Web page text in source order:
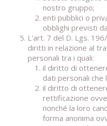
nostro gruppo;
enti pubblici o
obblighi previsti
L'art. 7 del D. Lgs.
diritti in relazione al
personali tra i quali:
il diritto di
dati personali che
il diritto di
rettificazione
nonché la loro
forma anonima